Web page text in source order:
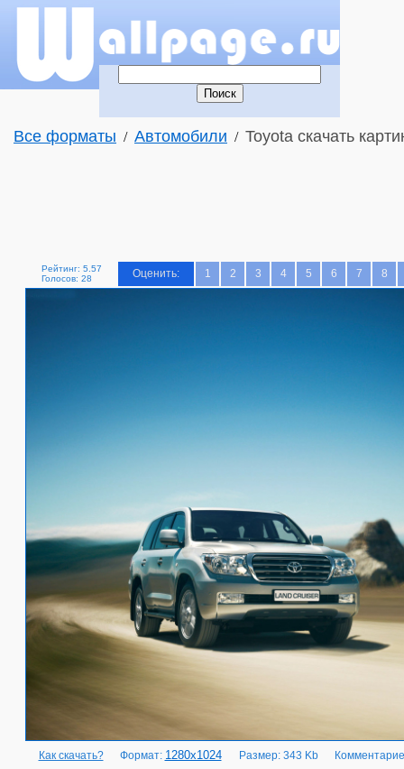
Все форматы / Автомобили / Toyota скачать
Рейтинг: 5.57
Голосов: 28
Оценить: 1 2 3 4 5 6 7 8
Как скачать? Формат: 1280x1024 Размер: 343 Kb